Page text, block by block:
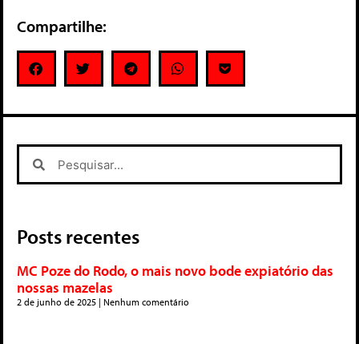
Compartilhe:
Posts recentes
MC Poze do Rodo, o mais novo bode expiatório das
nossas mazelas
2 de junho de 2025 Nenhum comentário